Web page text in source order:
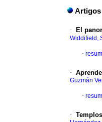
Artigos
· El
Widdifield,
·
·
Guzmán
·
·